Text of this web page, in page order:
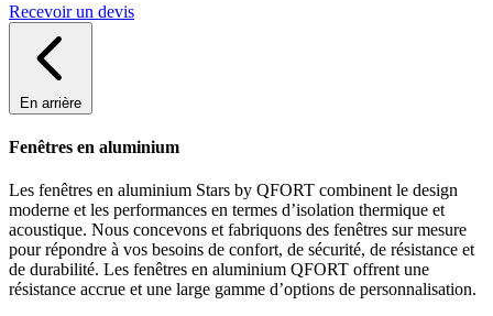
Recevoir un devis
En arrière
Fenêtres en aluminium
Les fenêtres en aluminium Stars by QFORT combinent le design
moderne et les performances en termes d’isolation thermique et
acoustique. Nous concevons et fabriquons des fenêtres sur mesure
pour répondre à vos besoins de confort, de sécurité, de résistance et
de durabilité. Les fenêtres en aluminium QFORT offrent une
résistance accrue et une large gamme d’options de personnalisation.